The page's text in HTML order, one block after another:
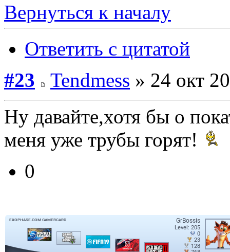
Вернуться к началу
Ответить с цитатой
#23
Tendmess » 24 окт
Ну давайте,хотя бы о
меня уже трубы горят!
0